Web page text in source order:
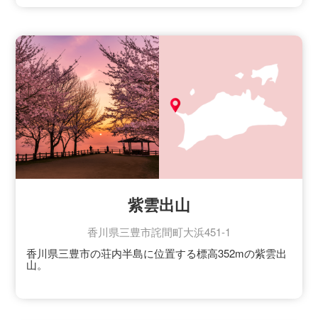
「瀬戸内海の天空の鏡」とも称され、国内のみならず
海外からも多くの観光客が訪れる話題のスポットとな
っています。
夕方の頃には一層美しい光景が広がり、その美しい夕
陽は「日本の夕陽百選」にも選ばれた事があります。
夏には海水浴場としても賑わうスポットです。
紫雲出山
香川県三豊市詫間町大浜451-1
香川県三豊市の荘内半島に位置する標高352mの紫雲出
山。